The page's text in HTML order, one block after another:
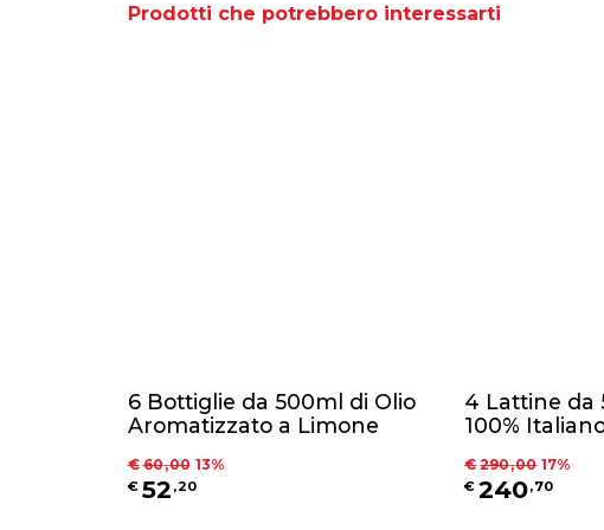
Prodotti che potrebbero interessarti
6 Bottiglie da 500ml di Olio
Aromatizzato a Limone
€ 60,00 13%
€ 52 ,20
4 Lattine da
100%
Chieti ed
€ 290,00 17%
€ 240,70